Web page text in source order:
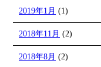
2019年1月 (1)
2018年11月 (2)
2018年8月 (2)